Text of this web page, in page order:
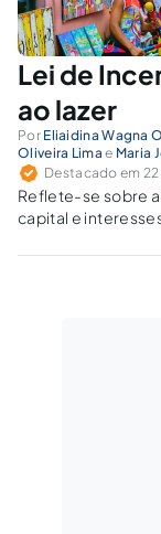
Lei de
ao lazer
Por Eliaidina Wagna
Oliveira Lima e Maria
Destacado em
Reflete-se sobre
capital e
políticas de